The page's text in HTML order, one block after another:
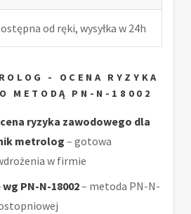
od ręki, wysyłka w 24h
- OCENA RYZYKA
METODĄ PN-N-18002
ryzyka zawodowego dla
metrolog – gotowa
w firmie
PN-N-18002– metoda PN-N-